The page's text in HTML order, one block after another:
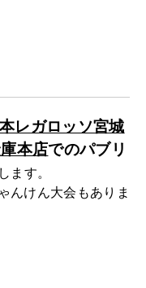
レガロッソ宮城
本店でのパブリ
ます。
んけん大会もありま